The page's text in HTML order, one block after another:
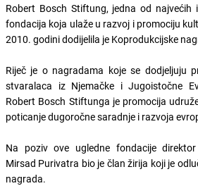
Robert Bosch Stiftung, jedna od najvećih
fondacija koja ulaže u razvoj i promociju
2010. godini dodijelila je Koprodukcijske
Riječ je o nagradama koje se dodjeljuju
stvaralaca iz Njemačke i Jugoistočne
Robert Bosch Stiftunga je promocija
poticanje dugoročne saradnje i razvoja
Na poziv ove ugledne fondacije
Mirsad Purivatra bio je član žirija koji je
nagrada.